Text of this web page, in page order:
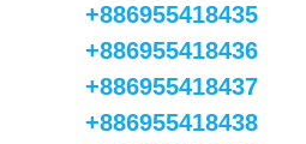
+886955418435
+886955418436
+886955418437
+886955418438